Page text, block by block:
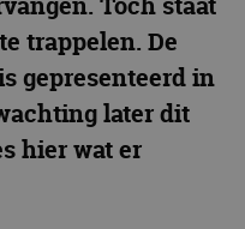
trappelen. De
gepresenteerd in
later dit
hier wat er